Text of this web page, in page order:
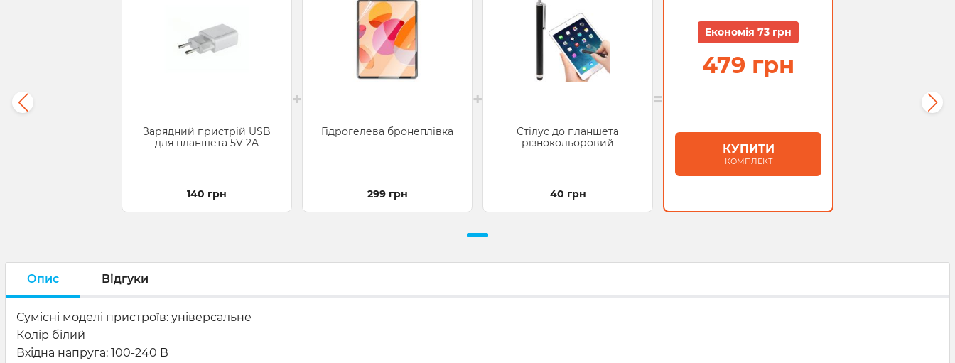
Зарядний пристрій USB
для планшета 5V 2A
140 грн
+
Гідрогелева бронеплівка
299 грн
+
Стілус до планшета
різнокольоровий
40 грн
=
Економія 73 грн
479 грн
КУПИТИ
КОМПЛЕКТ
Опис Відгуки
Сумісні моделі пристроїв: універсальне
Колір білий
Вхідна напруга: 100-240 В